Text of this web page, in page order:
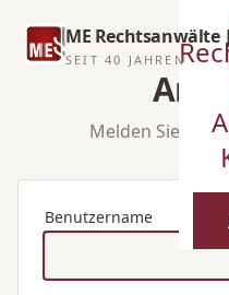
ME Rechtsanwälte
SEIT 40 JAHREN
Melden Sie sich
Benutzername